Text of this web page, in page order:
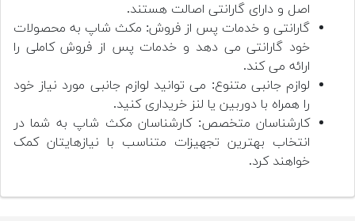
اصل و دارای گارانتی اصالت هستند.
گارانتی و خدمات پس از فروش: مکث شاپ به محصولات
خود گارانتی می دهد و خدمات پس از فروش کاملی را
ارائه می کند.
لوازم جانبی متنوع: می توانید لوازم جانبی مورد نیاز خود
را همراه با دوربین یا لنز خریداری کنید.
کارشناسان متخصص: کارشناسان مکث شاپ به شما در
انتخاب بهترین تجهیزات متناسب با نیازهایتان کمک
خواهند کرد.